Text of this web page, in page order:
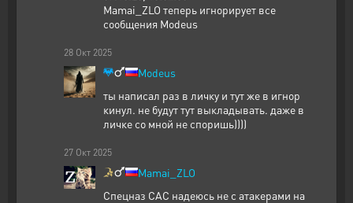
Mamai_ZLO теперь игнорирует все
сообщения Modeus
28 Окт 2025
Modeus
ты написал раз в личку и тут же в игнор
кинул. не будут тут выкладывать. даже в
личке со мной не споришь))))
27 Окт 2025
Mamai_ZLO
Спецназ САС надеюсь не с атакерами на